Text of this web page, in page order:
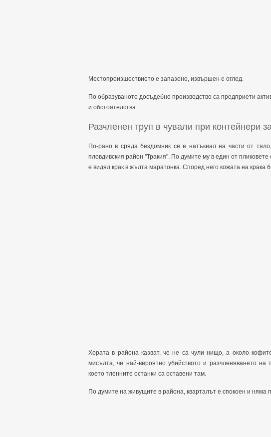
Местопроизшествието е запазено, извършен е оглед.
По образуваното досъдебно производство са предприети
и обстоятелства.
Разчленен труп в чували при контейнери
По-рано в сряда бездомник се е натъкнал на части от
пловдивския район "Тракия". По думите му в един от
е видял крак в жълта маратонка. Според него кожата на крака
Хората в района казват, че не са чули нищо, а около
мисълта, че най-вероятно убийството и разчленяването
което тленните останки са оставени там.
По думите на живущите в района, кварталът е спокоен и няма